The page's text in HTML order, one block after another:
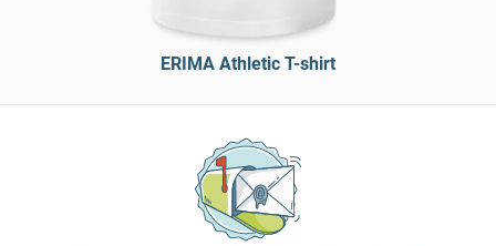
ERIMA Athletic T-shirt